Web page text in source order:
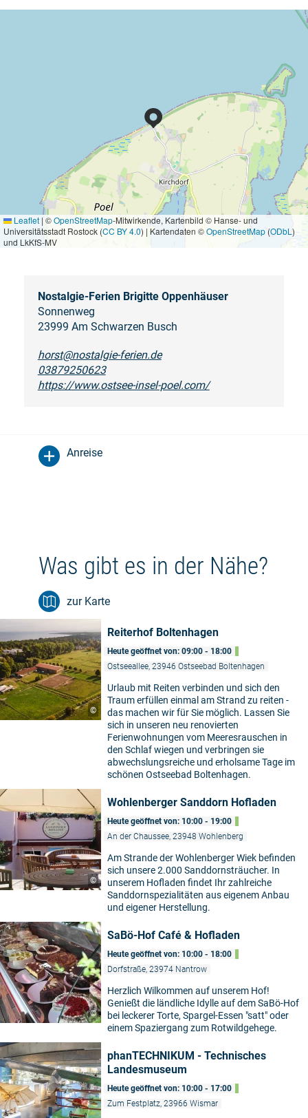
Leaflet | ©OpenStreetMap-Mitwirkende, Kartenbild © Hanse- und
Universitätsstadt Rostock (CC BY 4.0) | Kartendaten ©OpenStreetMap (ODbL )
und LkKfS-MV
Nostalgie-Ferien Brigitte Oppenhäuser
Sonnenweg
23999 Am Schwarzen Busch
horst@nostalgie-ferien.de
03879250623
https://www.ostsee-insel-poel.com/
Anreise
Was gibt es in der Nähe?
zur Karte
©
Reiterhof Boltenhagen
Heute geöffnet von: 09:00 - 18:00
Ostseeallee, 23946 Ostseebad Boltenhagen
Urlaub mit Reiten verbinden und sich den
Traum erfüllen einmal am Strand zu reiten -
das machen wir für Sie möglich. Lassen Sie
sich in unseren neu renovierten
Ferienwohnungen vom Meeresrauschen in
den Schlaf wiegen und verbringen sie
abwechslungsreiche und erholsame Tage im
schönen Ostseebad Boltenhagen.
©
Wohlenberger Sanddorn Hofladen
Heute geöffnet von: 10:00 - 19:00
An der Chaussee, 23948 Wohlenberg
Am Strande der Wohlenberger Wiek befinden
sich unsere 2.000 Sanddornsträucher. In
unserem Hofladen findet Ihr zahlreiche
Sanddornspezialitäten aus eigenem Anbau
und eigener Herstellung.
©
SaBö-Hof Café & Hofladen
Heute geöffnet von: 10:00 - 18:00
Dorfstraße, 23974 Nantrow
Herzlich Wilkommen auf unserem Hof!
Genießt die ländliche Idylle auf dem SaBö-Hof
bei leckerer Torte, Spargel-Essen "satt" oder
einem Spaziergang zum Rotwildgehege.
phanTECHNIKUM - Technisches
Landesmuseum
Heute geöffnet von: 10:00 - 17:00
Zum Festplatz, 23966 Wismar